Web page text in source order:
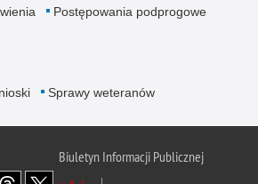
Postępowania podprogowe
Sprawy weteranów
Biuletyn Informacji Publicznej